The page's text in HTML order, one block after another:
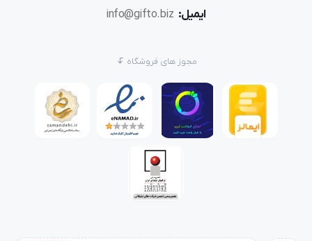
ایمیل: info@gifto.biz
مجوز های فروشگاه